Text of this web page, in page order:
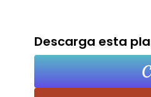
Descarga esta